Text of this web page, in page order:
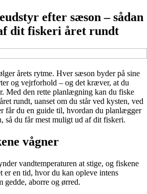
efter sæson – sådan
dit fiskeri året rundt
årets rytme. Hver sæson byder på sine
og vejrforhold – og det kræver, at du
Med den rette planlægning kan du fiske
rundt, uanset om du står ved kysten, ved
får du en guide til, hvordan du planlægger
så du får mest muligt ud af dit fiskeri.
vågner
vandtemperaturen at stige, og fiskene
er en tid, hvor du kan opleve intens
gedde, aborre og ørred.